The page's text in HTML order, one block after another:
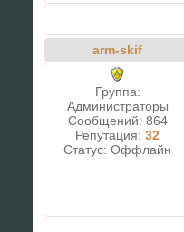
arm-skif
Группа:
Администраторы
Сообщений: 864
Репутация: 32
Статус: Оффлайн